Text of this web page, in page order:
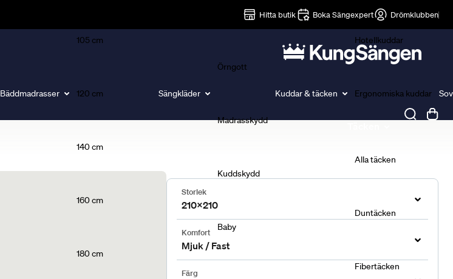
Hitta butik Boka Sängexpert Drömklubben
Bäddmadrasser
105 cm
120 cm
140 cm
160 cm
180 cm
Sängkläder
Örngott
Madrasskydd
Kuddskydd
Baby
Kuddar & täcken
Hotellkuddar
Ergonomiska kuddar
Alla täcken
Duntäcken
Fibertäcken
Storlek
210x210
Komfort
Mjuk / Fast
Färg